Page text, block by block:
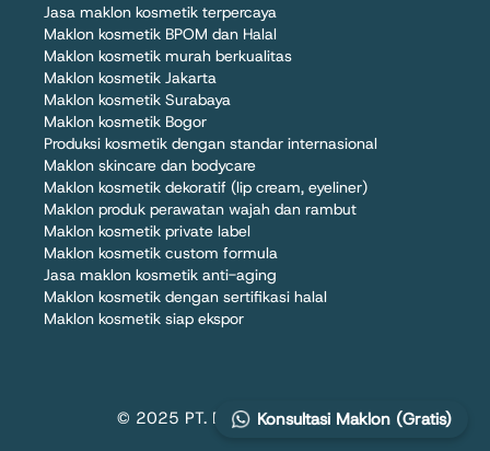
Jasa maklon kosmetik terpercaya
Maklon kosmetik BPOM dan Halal
Maklon kosmetik murah berkualitas
Maklon kosmetik Jakarta
Maklon kosmetik Surabaya
Maklon kosmetik Bogor
Produksi kosmetik dengan standar internasional
Maklon skincare dan bodycare
Maklon kosmetik dekoratif (lip cream, eyeliner)
Maklon produk perawatan wajah dan rambut
Maklon kosmetik private label
Maklon kosmetik custom formula
Jasa maklon kosmetik anti-aging
Maklon kosmetik dengan sertifikasi halal
Maklon kosmetik siap ekspor
© 2025 PT. DIZZA KARYA UTAMA
Konsultasi Maklon (Gratis)